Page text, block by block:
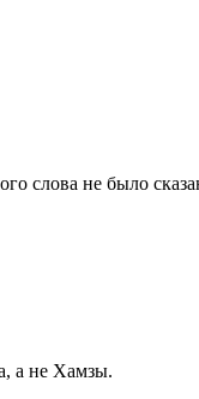
слова не было
а не Хамзы.